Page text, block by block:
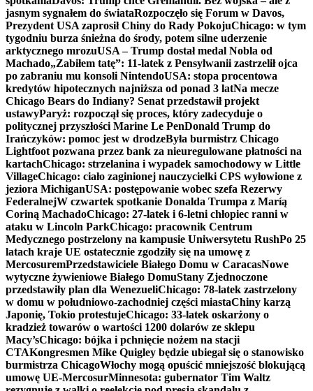
jasnym sygnałem do świataRozpoczęło się Forum w Davos,
Prezydent USA zaprosił Chiny do Rady PokojuChicago: w tym
tygodniu burza śnieżna do środy, potem silne uderzenie
arktycznego mrozuUSA – Trump dostał medal Nobla od
Machado„Zabiłem tatę”: 11-latek z Pensylwanii zastrzelił ojca
po zabraniu mu konsoli NintendoUSA: stopa procentowa
kredytów hipotecznych najniższa od ponad 3 latNa mecze
Chicago Bears do Indiany? Senat przedstawił projekt
ustawyParyż: rozpoczął się proces, który zadecyduje o
politycznej przyszłości Marine Le PenDonald Trump do
Irańczyków: pomoc jest w drodzeByła burmistrz Chicago
Lightfoot pozwana przez bank za nieuregulowane płatności na
kartachChicago: strzelanina i wypadek samochodowy w Little
VillageChicago: ciało zaginionej nauczycielki CPS wyłowione z
jeziora MichiganUSA: postępowanie wobec szefa Rezerwy
FederalnejW czwartek spotkanie Donalda Trumpa z Maríą
Coriną MachadoChicago: 27-latek i 6-letni chłopiec ranni w
ataku w Lincoln ParkChicago: pracownik Centrum
Medycznego postrzelony na kampusie Uniwersytetu RushPo 25
latach kraje UE ostatecznie zgodziły się na umowę z
MercosuremPrzedstawiciele Białego Domu w CaracasNowe
wytyczne żywieniowe Białego DomuStany Zjednoczone
przedstawiły plan dla WenezueliChicago: 78-latek zastrzelony
w domu w południowo-zachodniej części miastaChiny karzą
Japonię, Tokio protestujeChicago: 33-latek oskarżony o
kradzież towarów o wartości 1200 dolarów ze sklepu
Macy’sChicago: bójka i pchnięcie nożem na stacji
CTAKongresmen Mike Quigley będzie ubiegał się o stanowisko
burmistrza ChicagoWłochy mogą opuścić mniejszość blokującą
umowę UE-MercosurMinnesota: gubernator Tim Waltz